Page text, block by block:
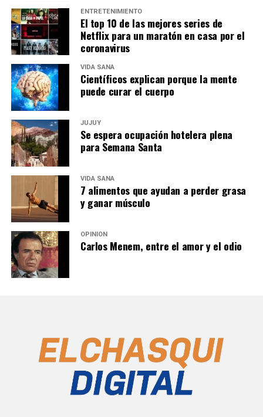
ENTRETENIMIENTO
El top 10 de las mejores series de
Netflix para un maratón en casa por el
coronavirus
VIDA SANA
Científicos explican porque la mente
puede curar el cuerpo
JUJUY
Se espera ocupación hotelera plena
para Semana Santa
VIDA SANA
7 alimentos que ayudan a perder grasa
y ganar músculo
OPINIÓN
Carlos Menem, entre el amor y el odio